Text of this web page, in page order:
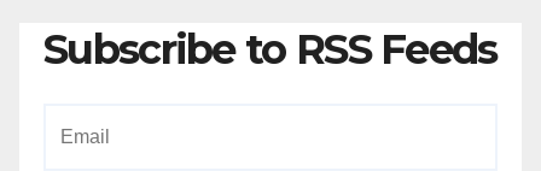
Subscribe to RSS Feeds